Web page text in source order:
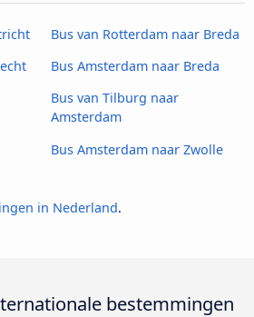
Bus van Rotterdam naar Breda
Bus Amsterdam naar Breda
Bus van Tilburg naar
Amsterdam
Bus Amsterdam naar Zwolle
in Nederland.
bestemmingen